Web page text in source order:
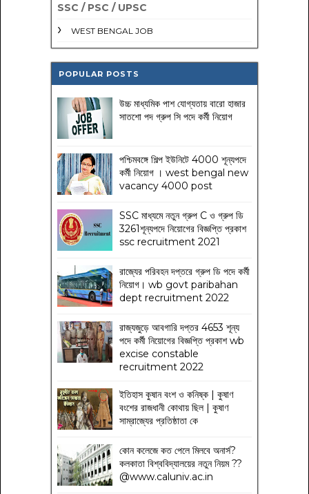
SSC / PSC / UPSC
WEST BENGAL JOB
POPULAR POSTS
উচ্চ মাধ্যমিক পাশ যোগ্যতায় বারো হাজার
সাতশো পদ গ্রুপ সি পদে কর্মী নিয়োগ
পশ্চিমবঙ্গে শিল্প ইউনিটে 4000 শূন্যপদে
কর্মী নিয়োগ । west bengal new
vacancy 4000 post
SSC মাধ্যমে নতুন গ্রুপ C ও গ্রুপ ডি
3261শূন্যপদে নিয়োগের বিজ্ঞপ্তি প্রকাশ
ssc recruitment 2021
রাজ্যের পরিবহন দপ্তরে গ্রুপ ডি পদে কর্মী
নিয়োগ। wb govt paribahan
dept recruitment 2022
রাজ্যজুড়ে আবগারি দপ্তর 4653 শূন্য
পদে কর্মী নিয়োগের বিজ্ঞপ্তি প্রকাশ wb
excise constable
recruitment 2022
ইতিহাস কুষান বংশ ও কনিষ্ক | কুষাণ
বংশের রাজধানী কোথায় ছিল | কুষাণ
সাম্রাজ্যের প্রতিষ্ঠাতা কে
কোন কলেজে কত পেলে মিলবে অনার্স?
কলকাতা বিশ্ববিদ্যালয়ের নতুন নিয়ম??
@www.caluniv.ac.in